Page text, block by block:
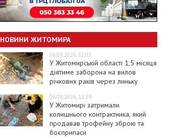
НОВИНИ ЖИТОМИРА
06.08.2026, 12:02
У Житомирській області 1,5 місяця
діятиме заборона на вилов
річкових раків через линьку
06.08.2026, 11:39
У Житомирі затримали
колишнього контрактника, який
продавав трофейну зброю та
боєприпаси